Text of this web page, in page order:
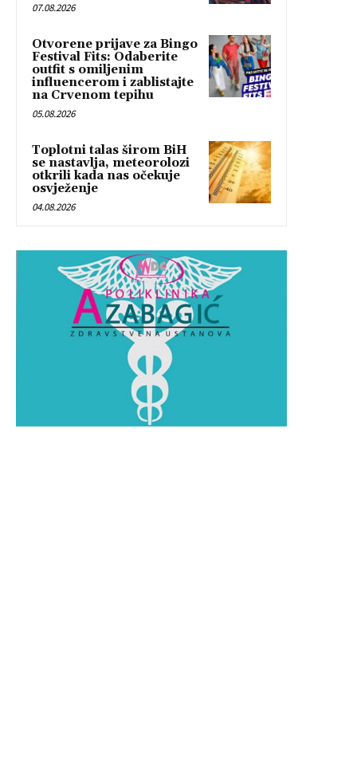
07.08.2026
Otvorene prijave za Bingo
Festival Fits: Odaberite
outfit s omiljenim
influencerom i zablistajte
na Crvenom tepihu
05.08.2026
Toplotni talas širom BiH
se nastavlja, meteorolozi
otkrili kada nas očekuje
osvježenje
04.08.2026